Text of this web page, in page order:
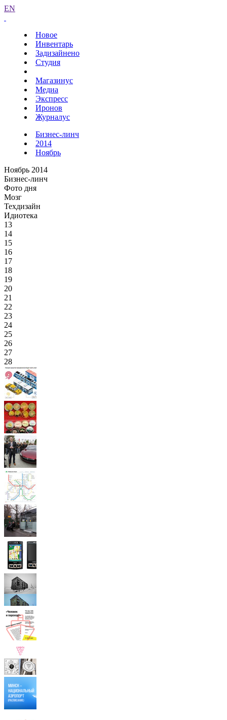
EN
Новое
Инвентарь
Задизайнено
Студия
Магазинус
Медиа
Экспресс
Иронов
Журналус
Бизнес-линч
2014
Ноябрь
Ноябрь 2014
Бизнес-линч
Фото дня
Мозг
Техдизайн
Идиотека
13
14
15
16
17
18
19
20
21
22
23
24
25
26
27
28